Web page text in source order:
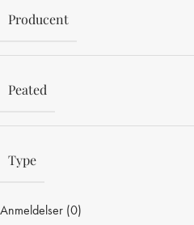
Producent
Peated
Type
Anmeldelser (0)